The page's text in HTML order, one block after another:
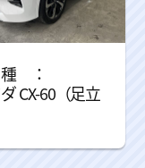
CX-60（足立